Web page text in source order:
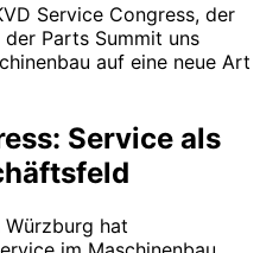
Service Congress, der
Parts Summit uns
auf eine neue Art
Service als
Würzburg hat